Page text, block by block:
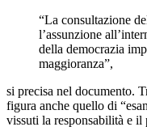
“La consultazione
l’assunzione
della democrazia
maggioranza”,
si precisa nel documento.
figura anche quello di
vissuti la responsabilità e il